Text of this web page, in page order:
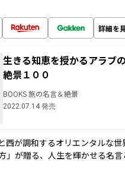
詳細を
生きる知恵を授かるアラブ
絶景１００
BOOKS 旅の名言＆絶景
2022.07.14 発売
西が調和するオリエンタルな世
」が贈る、人生を輝かせる名